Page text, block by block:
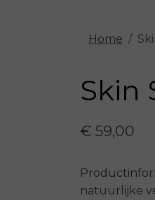
Home
Skin
€ 59,00
natuurlijke